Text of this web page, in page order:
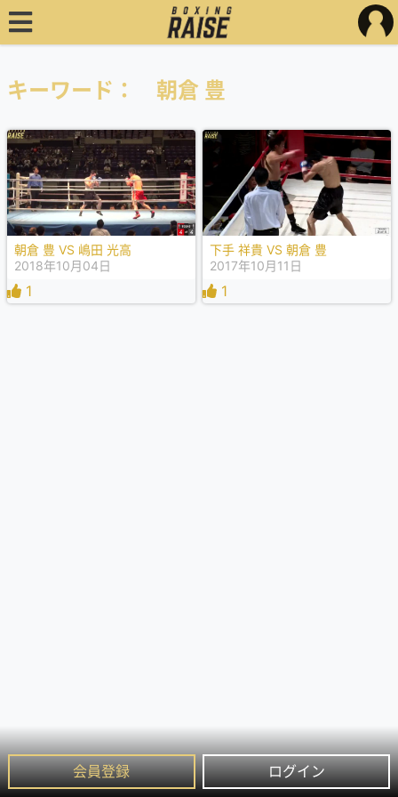
会員登録 ログイン
キーワード： 朝倉 豊
朝倉 豊 VS 嶋田 光高
2018年10月04日
1
下手 祥貴 VS 朝倉 豊
2017年10月11日
1